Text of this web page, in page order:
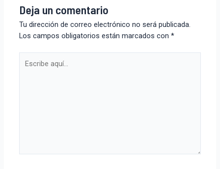
Deja un comentario
Tu dirección de correo electrónico no será publicada.
Los campos obligatorios están marcados con*